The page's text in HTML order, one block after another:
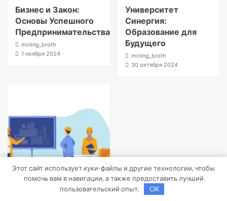
Бизнес и Закон:
Основы Успешного
Предпринимательства
mining_broth
1 ноября 2024
Университет
Синергия:
Образование для
Будущего
mining_broth
30 октября 2024
Этот сайт использует куки-файлы и другие технологии, чтобы
помочь вам в навигации, а также предоставить лучший
пользовательский опыт.
OK